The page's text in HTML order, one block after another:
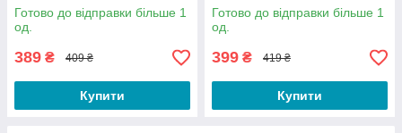
Готово до відправки більше 1
од.
389 ₴ 409 ₴
Купити
Готово до відправки більше 1
од.
399 ₴ 419 ₴
Купити